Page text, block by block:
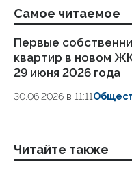
Самое читаемое
Первые
квартир в новом
29 июня 2026 года
30.06.2026 в 11:11
Читайте также